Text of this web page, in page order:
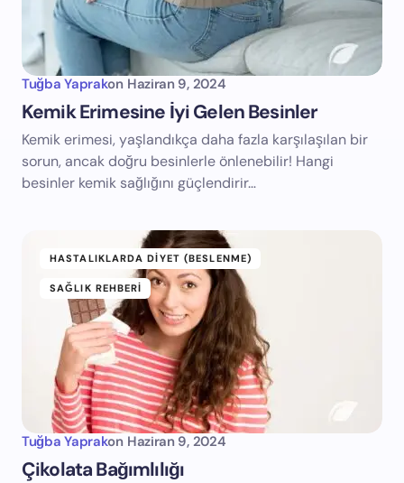
Tuğba Yaprakon Haziran 9, 2024
Kemik Erimesine İyi Gelen Besinler
Kemik erimesi, yaşlandıkça daha fazla karşılaşılan bir
sorun, ancak doğru besinlerle önlenebilir! Hangi
besinler kemik sağlığını güçlendirir…
HASTALIKLARDA DIYET (BESLENME)
SAĞLIK REHBERI
Tuğba Yaprakon Haziran 9, 2024
Çikolata Bağımlılığı